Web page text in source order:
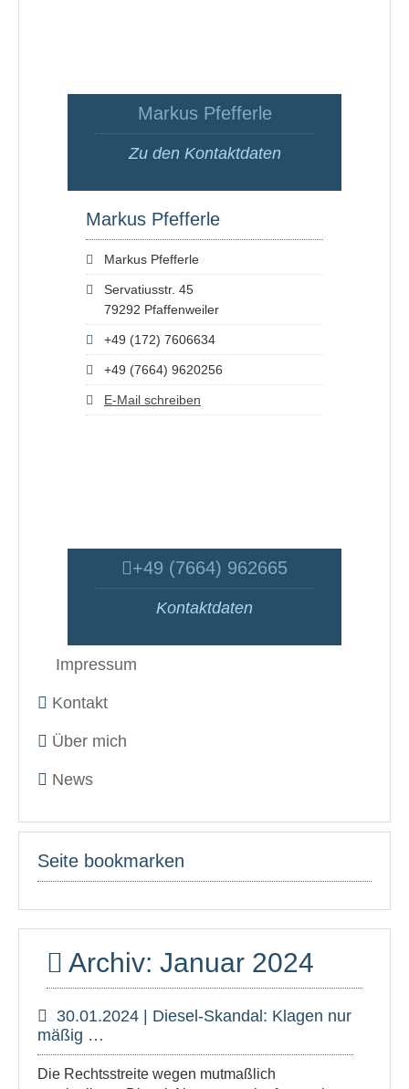
Markus Pfefferle
Zu den Kontaktdaten
Markus Pfefferle
Markus Pfefferle
Servatiusstr. 45
79292 Pfaffenweiler
+49 (172) 7606634
+49 (7664) 9620256
E-Mail schreiben
+49 (7664) 962665
Kontaktdaten
Impressum
Kontakt
Über mich
News
Seite bookmarken
Archiv: Januar 2024
30.01.2024 | Diesel-Skandal: Klagen nur
mäßig …
Die Rechtsstreite wegen mutmaßlich